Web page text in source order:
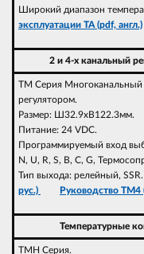
Широкий диапазон
эксплуатации TA (pdf, англ.)
2 и 4-х канальный
TM Серия Многоканальный
регулятором.
Размер: Ш32.9хВ122.3мм.
Питание: 24 VDC.
Программируемый вход
N, U, R, S, B, C, G,
Тип выхода: релейный, SSR.
рус.)
Руководство TM4
Температурные
TMH Серия.